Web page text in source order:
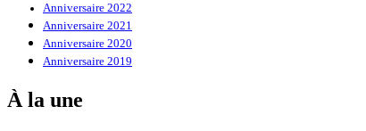
Anniversaire 2022
Anniversaire 2021
Anniversaire 2020
Anniversaire 2019
À la une